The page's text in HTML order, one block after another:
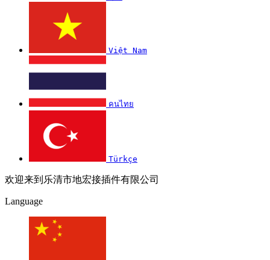
Việt Nam
คนไทย
Türkçe
欢迎来到乐清市地宏接插件有限公司
Language